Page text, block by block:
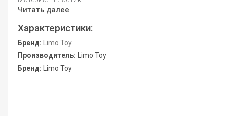
Читать далее
Характеристики:
Бренд:
Limo Toy
Производитель:
Limo Toy
Бренд:
Limo Toy